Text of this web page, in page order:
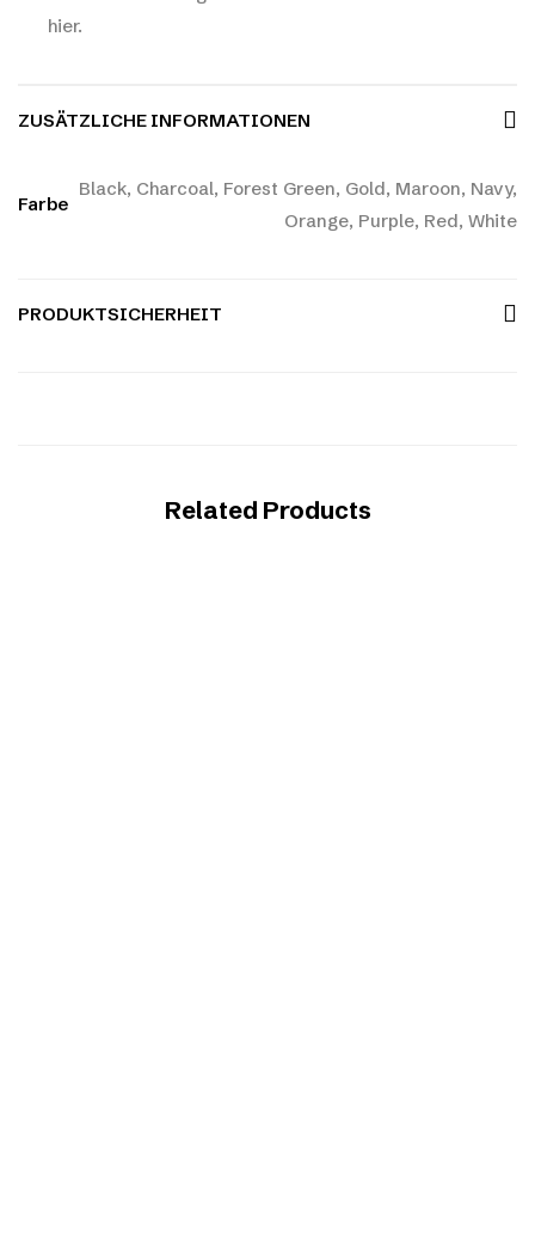
hier.
ZUSÄTZLICHE INFORMATIONEN
Farbe
Black, Charcoal, Forest Green, Gold, Maroon, Navy,
Orange, Purple, Red, White
PRODUKTSICHERHEIT
Related Products